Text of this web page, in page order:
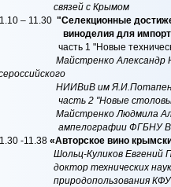
с Крымом
– 11.30 "Селекционные
для
1 "Новые технические
Майстренко Александр
им
2 "Новые столовые и
Людмила
ФГБНУ
-11.38 «Авторское вино
Шольц-Куликов Евгений
технических наук,
КФУ